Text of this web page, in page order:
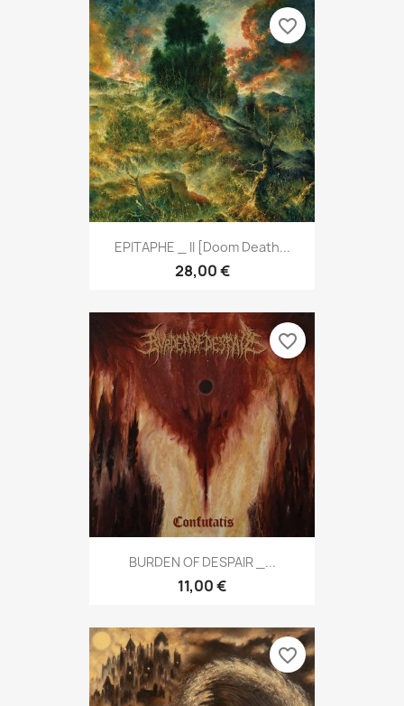
EPITAPHE _ II [Doom Death...
28,00 €
favorite_border
BURDEN OF DESPAIR _...
11,00 €
favorite_border
favorite_border